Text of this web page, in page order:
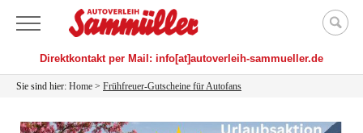
Direktkontakt per Mail: info[at]autoverleih-sammueller.de
Sie sind hier: Home > Frühfreuer-Gutscheine für Autofans